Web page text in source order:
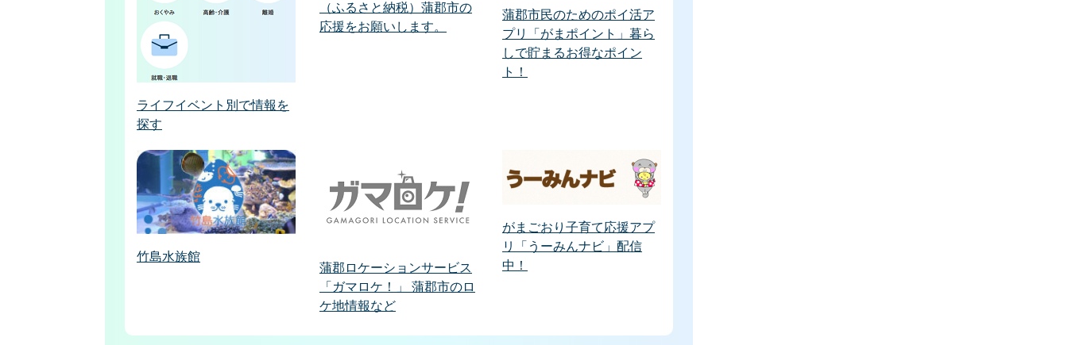
ライフイベント別で情報を
探す
（ふるさと納税）蒲郡市の
応援をお願いします。
蒲郡市民のためのポイ活ア
プリ「がまポイント」暮ら
しで貯まるお得なポイン
ト！
竹島水族館
蒲郡ロケーションサービス
「ガマロケ！」 蒲郡市のロ
ケ地情報など
がまごおり子育て応援アプ
リ「うーみんナビ」配信
中！